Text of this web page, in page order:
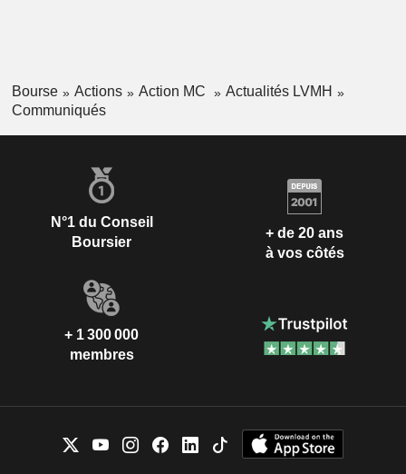
Bourse Actions Action MC
Actualités LVMH
Communiqués
N°1 du Conseil
Boursier
+ de 20 ans
à vos côtés
+ 1 300 000
membres